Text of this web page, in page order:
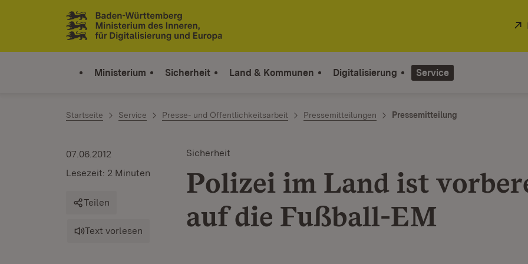
Zum Inhalt springen
Link zur Startseite
Ministerium Sicherheit Land & Kommunen Digitalisierung Service
Startseite Service Presse- und Öffentlichkeitsarbeit Pressemitteilungen Pressemitteilung
Sicherheit
Polizei im Land ist
auf die Fußball-EM
07.06.2012
Lesezeit: 2 Minuten
Teilen
Text vorlesen